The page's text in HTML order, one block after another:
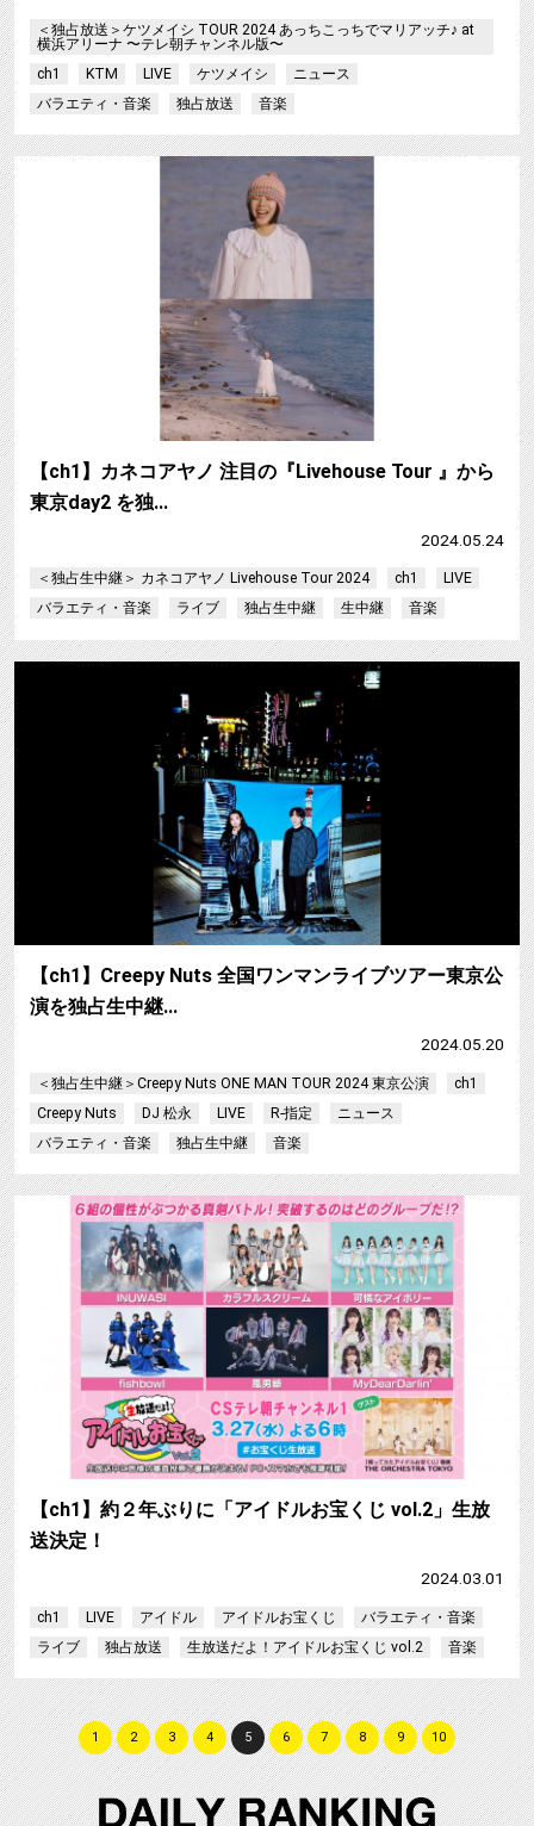
＜独占放送＞ケツメイシ TOUR 2024 あっちこっちでマリアッチ♪ at
横浜アリーナ 〜テレ朝チャンネル版〜
ch1
KTM LIVE ケツメイシ
ニュース
バラエティ・音楽
独占放送 音楽
【ch1】カネコアヤノ 注目の『Livehouse Tour 』から
東京day2 を独…
2024.05.24
＜独占生中継＞ カネコアヤノ Livehouse Tour 2024 ch1
LIVE
バラエティ・音楽
ライブ 独占生中継 生中継 音楽
【ch1】Creepy Nuts 全国ワンマンライブツアー東京公
演を独占生中継…
2024.05.20
＜独占生中継＞Creepy Nuts ONE MAN TOUR 2024 東京公演
ch1
Creepy Nuts
DJ 松永 LIVE R-指定
ニュース
バラエティ・音楽
独占生中継 音楽
【ch1】約２年ぶりに「アイドルお宝くじ vol.2」生放
送決定！
2024.03.01
ch1 LIVE アイドル アイドルお宝くじ
バラエティ・音楽
ライブ
独占放送 生放送だよ！アイドルお宝くじ vol.2 音楽
1 2 3 4 5 6 7 8 9 10